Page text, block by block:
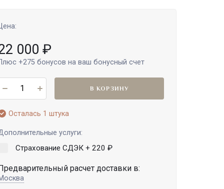
000 ₽
+275 бонусов на ваш бонусный счет
В КОРЗИНУ
Осталась 1 штука
услуги:
Страхование СДЭК + 220 ₽
расчет доставки в: